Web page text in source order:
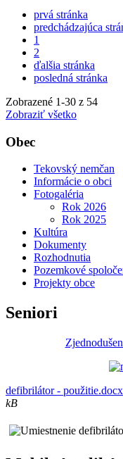
prvá stránka
predchádzajúca
1
2
ďalšia stránka
posledná stránka
Zobrazené 1-30 z 54
Zobraziť všetko
Obec
Tekovský nemčan
Informácie o obci
Fotogaléria
Rok 2026
Rok 2025
Kultúra
Dokumenty
Rozhodnutia
Pozemkové
Projekty obce
Seniori
defibrilátor - použitie.docx
kB